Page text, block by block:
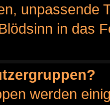
unpassende
in das
werden